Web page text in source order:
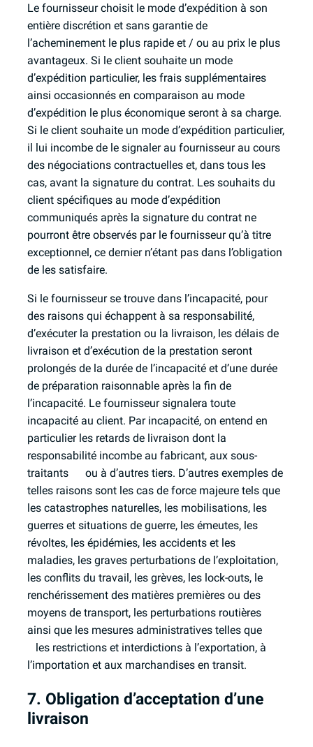
Le fournisseur choisit le mode d’expédition à son
entière discrétion et sans garantie de
l’acheminement le plus rapide et / ou au prix le plus
avantageux. Si le client souhaite un mode
d’expédition particulier, les frais supplémentaires
ainsi occasionnés en comparaison au mode
d’expédition le plus économique seront à sa charge.
Si le client souhaite un mode d’expédition particulier,
il lui incombe de le signaler au fournisseur au cours
des négociations contractuelles et, dans tous les
cas, avant la signature du contrat. Les souhaits du
client spécifiques au mode d’expédition
communiqués après la signature du contrat ne
pourront être observés par le fournisseur qu’à titre
exceptionnel, ce dernier n’étant pas dans l’obligation
de les satisfaire.
Si le fournisseur se trouve dans l’incapacité, pour
des raisons qui échappent à sa responsabilité,
d’exécuter la prestation ou la livraison, les délais de
livraison et d’exécution de la prestation seront
prolongés de la durée de l’incapacité et d’une durée
de préparation raisonnable après la fin de
l’incapacité. Le fournisseur signalera toute
incapacité au client. Par incapacité, on entend en
particulier les retards de livraison dont la
responsabilité incombe au fabricant, aux sous-
traitants ou à d’autres tiers. D’autres exemples de
telles raisons sont les cas de force majeure tels que
les catastrophes naturelles, les mobilisations, les
guerres et situations de guerre, les émeutes, les
révoltes, les épidémies, les accidents et les
maladies, les graves perturbations de l’exploitation,
les conflits du travail, les grèves, les lock-outs, le
renchérissement des matières premières ou des
moyens de transport, les perturbations routières
ainsi que les mesures administratives telles que
les restrictions et interdictions à l’exportation, à
l’importation et aux marchandises en transit.
7. Obligation d’acceptation d’une
livraison